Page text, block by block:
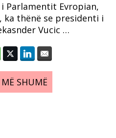
Parlamentit Evropian,
ka thënë se presidenti i
Vucic …
MË SHUMË